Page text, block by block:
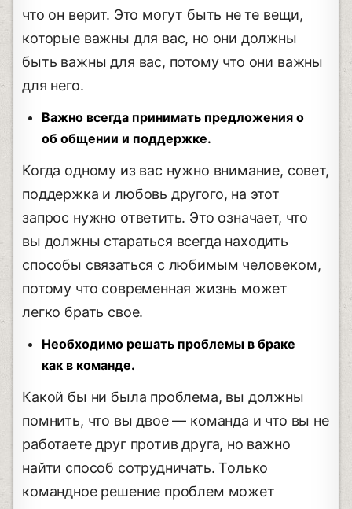
что он верит. Это могут быть не те вещи,
которые важны для вас, но они должны
быть важны для вас, потому что они важны
для него.
Важно всегда принимать предложения о
об общении и поддержке.
Когда одному из вас нужно внимание, совет,
поддержка и любовь другого, на этот
запрос нужно ответить. Это означает, что
вы должны стараться всегда находить
способы связаться с любимым человеком,
потому что современная жизнь может
легко брать свое.
Необходимо решать проблемы в браке
как в команде.
Какой бы ни была проблема, вы должны
помнить, что вы двое — команда и что вы не
работаете друг против друга, но важно
найти способ сотрудничать. Только
командное решение проблем может